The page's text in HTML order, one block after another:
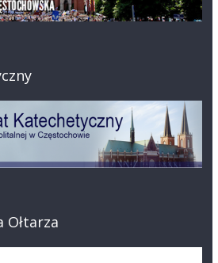
Ołtarza